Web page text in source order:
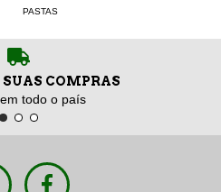
PASTAS
COMPRAS
todo o país